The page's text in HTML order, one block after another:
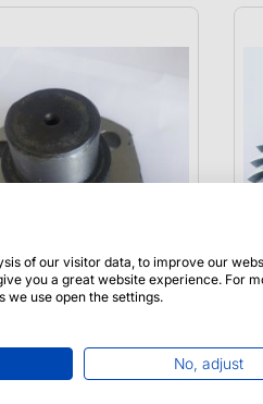
Same
of our visitor data, to improve our
you a great website experience. For
we use open the settings.
No, adjust